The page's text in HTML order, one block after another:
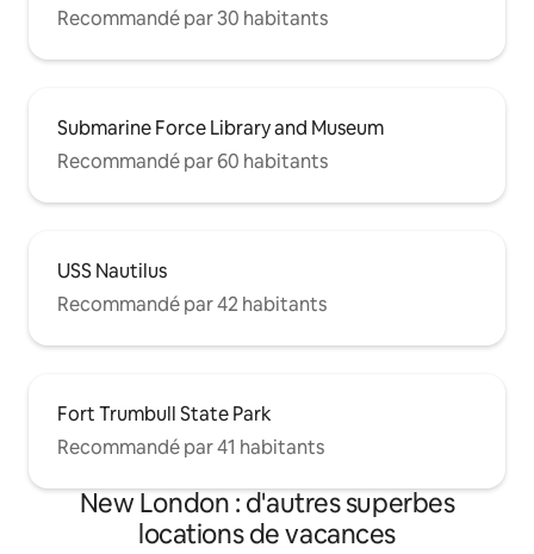
Recommandé par 30 habitants
Submarine Force Library and Museum
Recommandé par 60 habitants
USS Nautilus
Recommandé par 42 habitants
Fort Trumbull State Park
Recommandé par 41 habitants
New London : d'autres superbes
locations de vacances